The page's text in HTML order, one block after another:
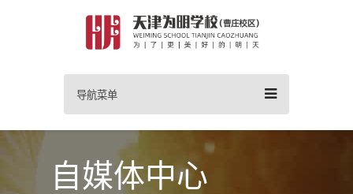
导航菜单
自媒体中心